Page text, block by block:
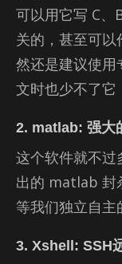
可以用它写 C、
关的，甚至可以
然还是建议使用
文时也少不了它
2. matlab: 强大
这个软件就不过
出的 mat­lab 封
等我们独立自主
3. Xshell: SSH